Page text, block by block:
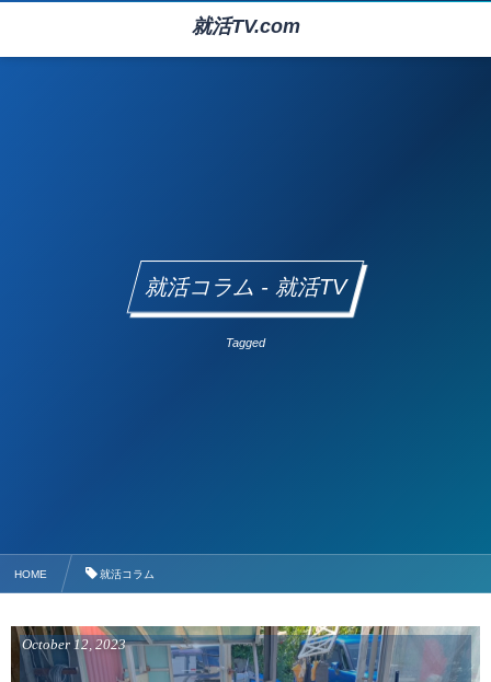
就活TV.com
就活コラム - 就活TV
Tagged
HOME 就活コラム
October 12, 2023